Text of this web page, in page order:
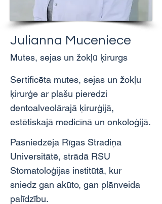
Julianna Muceniece
Mutes, sejas un žokļū ķirurgs
Sertificēta mutes, sejas un žokļu
ķirurģe ar plašu pieredzi
dentoalveolārajā ķirurģijā,
estētiskajā medicīnā un onkoloģijā.
Pasniedzēja Rīgas Stradiņa
Universitātē, strādā RSU
Stomatoloģijas institūtā, kur
sniedz gan akūto, gan plānveida
palīdzību.